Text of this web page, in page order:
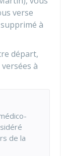
verse
à
départ,
à
de la